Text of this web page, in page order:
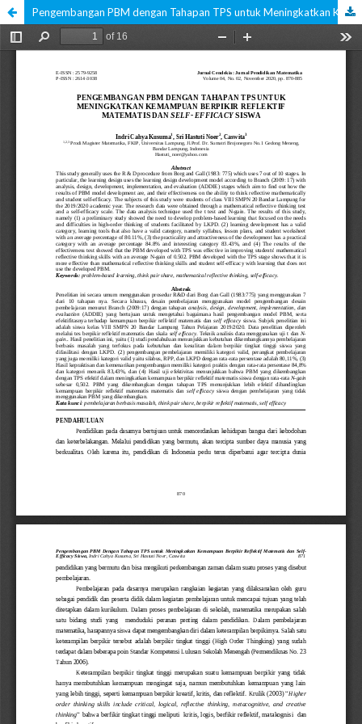
Pengembangan PBM dengan Tahapan TPS untuk Meningkatkan Kemampuan Berpikir Reflektif Matematis dan Self- Efficacy Siswa